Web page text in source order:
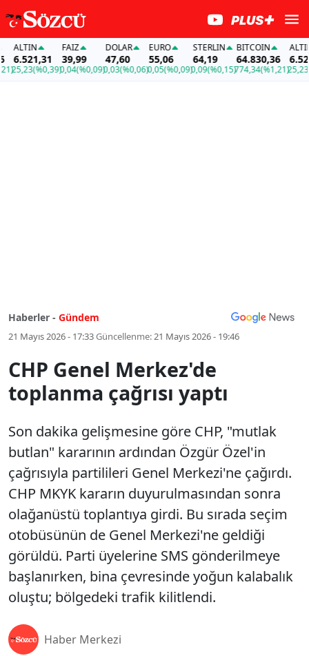
ALTIN
6.521,31
25,23(%0,39)
FAİZ
39,99
0,04(%0,09)
DOLAR
47,60
0,03(%0,06)
EURO
55,06
0,05(%0,09)
STERLIN
64,19
0,09(%0,15)
BITCOIN
64.830,36
774,34(%1,21)
ALTIN
25,23
Haberler - Gündem
21 Mayıs 2026 - 17:33Güncellenme:21 Mayıs 2026 - 19:46
CHP Genel Merkez'de
toplanma çağrısı yaptı
Son dakika gelişmesine göre CHP, "mutlak
butlan" kararının ardından Özgür Özel'in
çağrısıyla partilileri Genel Merkezi'ne çağırdı.
CHP MKYK kararın duyurulmasından sonra
olağanüstü toplantıya girdi. Bu sırada seçim
otobüsünün de Genel Merkezi'ne geldiği
görüldü. Parti üyelerine SMS gönderilmeye
başlanırken, bina çevresinde yoğun kalabalık
oluştu; bölgedeki trafik kilitlendi.
Haber Merkezi